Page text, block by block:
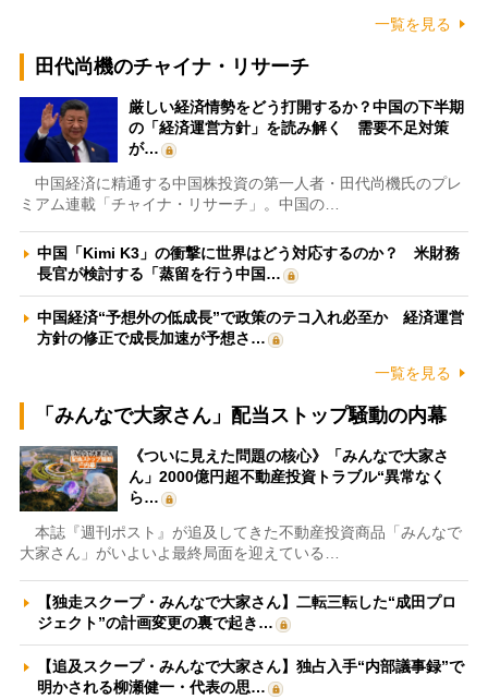
一覧を見る
田代尚機のチャイナ・リサーチ
厳しい経済情勢をどう打開するか？中国の下半期
の「経済運営方針」を読み解く 需要不足対策
が…
中国経済に精通する中国株投資の第一人者・田代尚機氏のプレ
ミアム連載「チャイナ・リサーチ」。中国の…
中国「Kimi K3」の衝撃に世界はどう対応するのか？ 米財務
長官が検討する「蒸留を行う中国…
中国経済“予想外の低成長”で政策のテコ入れ必至か 経済運営
方針の修正で成長加速が予想さ…
一覧を見る
「みんなで大家さん」配当ストップ騒動の内幕
《ついに見えた問題の核心》「みんなで大家さ
ん」2000億円超不動産投資トラブル“異常なく
ら…
本誌『週刊ポスト』が追及してきた不動産投資商品「みんなで
大家さん」がいよいよ最終局面を迎えている…
【独走スクープ・みんなで大家さん】二転三転した“成田プロ
ジェクト”の計画変更の裏で起き…
【追及スクープ・みんなで大家さん】独占入手“内部議事録”で
明かされる柳瀬健一・代表の思…